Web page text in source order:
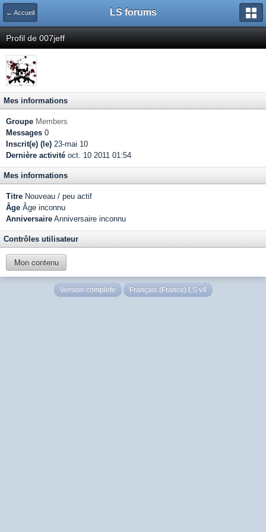
← Accueil LS forums
Profil de 007jeff
Mes informations
Groupe Members
Messages 0
Inscrit(e) (le) 23-mai 10
Dernière activité oct. 10 2011 01:54
Mes informations
Titre Nouveau / peu actif
Âge Âge inconnu
Anniversaire Anniversaire inconnu
Contrôles utilisateur
Mon contenu
Version complète Français (France) LS v4